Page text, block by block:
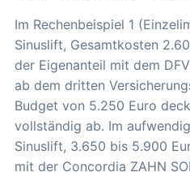
Im Rechenbeispiel 1
Sinuslift, Gesamtkosten
der Eigenanteil mit dem
ab dem dritten
Budget von 5.250 Euro
vollständig ab. Im
Sinuslift, 3.650 bis 5.900
mit der Concordia ZAHN